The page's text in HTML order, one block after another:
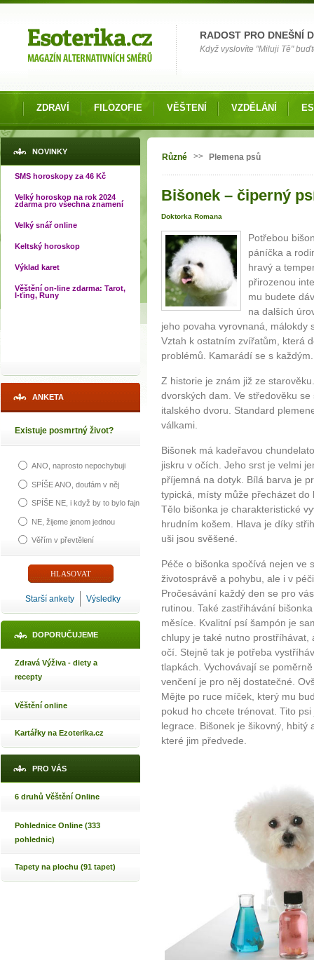
RADOST PRO DNEŠNÍ
Když vyslovíte "Miluji Tě"
ZDRAVÍ FILOZOFIE VĚŠTENÍ VZDĚLÁNÍ
NOVINKY
SMS horoskopy za 46 Kč
Velký horoskop na rok 2024
zdarma pro všechna znamení
Velký snář online
Keltský horoskop
Výklad karet
Věštění on-line zdarma: Tarot,
I-ťing, Runy
ANKETA
Existuje posmrtný život?
ANO, naprosto nepochybuji
SPÍŠE ANO, doufám v něj
SPÍŠE NE, i když by to bylo fajn
NE, žijeme jenom jednou
Věřím v převtělení
Starší ankety Výsledky
DOPORUČUJEME
Zdravá Výživa - diety a
recepty
Věštění online
Kartářky na Ezoterika.cz
PRO VÁS
6 druhů Věštění Online
Pohlednice Online (333
pohlednic)
Tapety na plochu (91 tapet)
Jste zde
Různé >> Plemena psů
Bišonek – čiperný
Doktorka Romana
Potřebou
páníčka a
hravý a
přirozenou
mu budete
na dalších
jeho povaha vyrovnaná, málokdy
Vztah k ostatním zvířatům, která
problémů. Kamarádí se s každým.
Z historie je znám již ze
dvorských dam. Ve středověku
italského dvoru. Standard
válkami.
Bišonek má kadeřavou
jiskru v očích. Jeho srst je velmi
příjemná na dotyk. Bílá barva je
typická, místy může přecházet do
Tělo bišonka je charakteristické
hrudním košem. Hlava je díky
uši jsou svěšené.
Péče o bišonka spočívá nejen ve
životosprávě a pohybu, ale i v
Pročesávání každý den se pro
rutinou. Také zastřihávání
měsíce. Kvalitní psí šampón je
chlupy je také nutno prostříhávat,
očí. Stejně tak je potřeba
tlapkách. Vychovávají se
venčení je pro něj dostatečné.
Mějte po ruce míček, který mu
pokud ho chcete trénovat. Tito
legrace. Bišonek je šikovný,
které jim předvede.